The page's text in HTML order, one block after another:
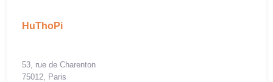
HuThoPi
53, rue de Charenton
75012, Paris